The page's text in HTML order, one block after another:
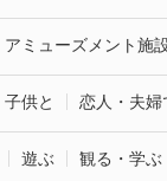
アミューズメント施
子供と 恋人・夫婦
遊ぶ 観る・学ぶ